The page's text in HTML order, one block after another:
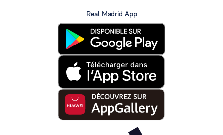
Real Madrid App